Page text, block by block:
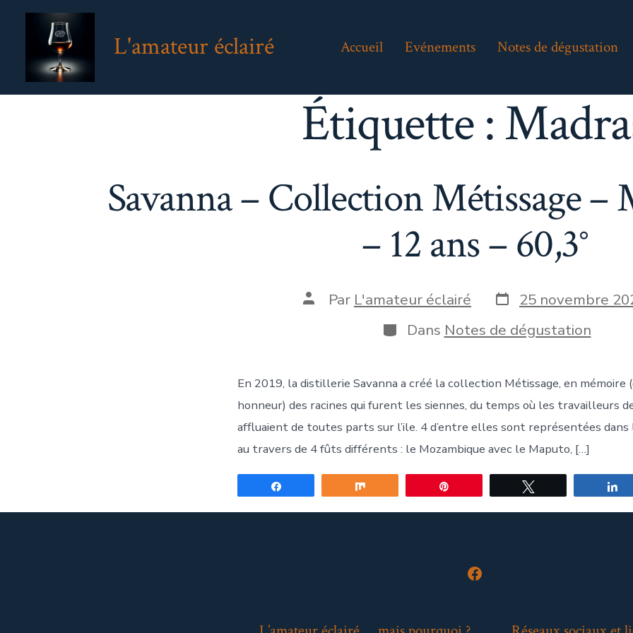
Aller
L'amateur éclairé Accueil Evénements Notes de dégustation
Étiquette :
Savanna – Collection Métissage –
– 12 ans – 60,3°
Auteur
Par L'amateur éclairé Date
de
publication
25 novembre
Catégories
Dans Notes de dégustation
En 2019, la distillerie Savanna a créé la collection Métissage, en mémoire
honneur) des racines qui furent les siennes, du temps où les travailleurs
affluaient de toutes parts sur l’ile. 4 d’entre elles sont représentées
au travers de 4 fûts différents : le Mozambique avec le Maputo, […]
Open